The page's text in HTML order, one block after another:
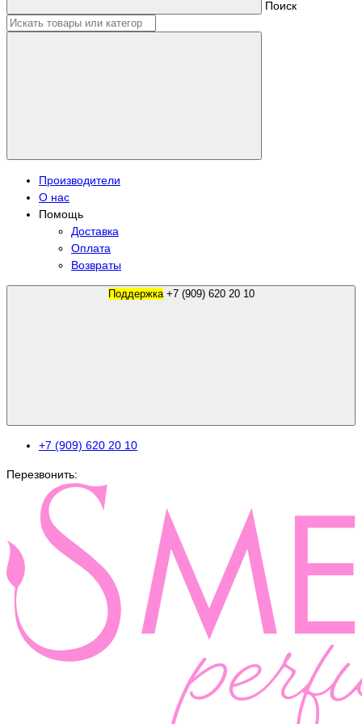
Поиск
Производители
О нас
Помощь
Доставка
Оплата
Возвраты
Поддержка +7 (909) 620 20 10
+7 (909) 620 20 10
Перезвонить: